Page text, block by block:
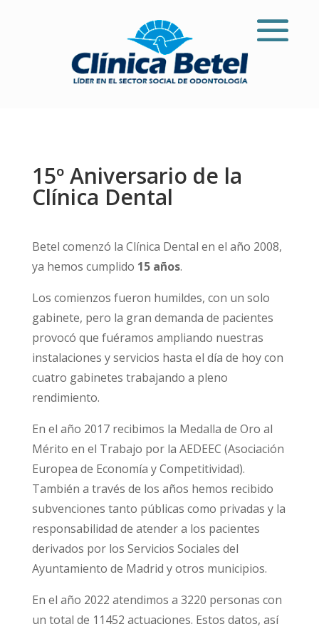
15º Aniversario de la
Clínica Dental
Betel comenzó la Clínica Dental en el año 2008,
ya hemos cumplido 15 años.
Los comienzos fueron humildes, con un solo
gabinete, pero la gran demanda de pacientes
provocó que fuéramos ampliando nuestras
instalaciones y servicios hasta el día de hoy con
cuatro gabinetes trabajando a pleno
rendimiento.
En el año 2017 recibimos la Medalla de Oro al
Mérito en el Trabajo por la AEDEEC (Asociación
Europea de Economía y Competitividad).
También a través de los años hemos recibido
subvenciones tanto públicas como privadas y la
responsabilidad de atender a los pacientes
derivados por los Servicios Sociales del
Ayuntamiento de Madrid y otros municipios.
En el año 2022 atendimos a 3220 personas con
un total de 11452 actuaciones. Estos datos, así